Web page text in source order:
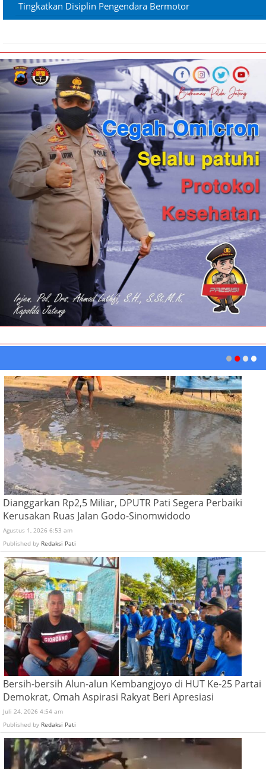
Tingkatkan Disiplin Pengendara Bermotor
Dianggarkan Rp2,5 Miliar, DPUTR Pati Segera Perbaiki
Kerusakan Ruas Jalan Godo-Sinomwidodo
Agustus 1, 2026 6:53 am
Published by Redaksi Pati
Bersih-bersih Alun-alun Kembangjoyo di HUT Ke-25 Partai
Demokrat, Omah Aspirasi Rakyat Beri Apresiasi
Juli 24, 2026 4:54 am
Published by Redaksi Pati